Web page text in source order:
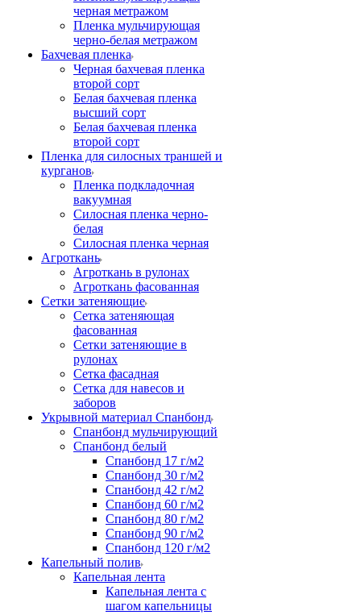
черная метражом
Пленка мульчирующая
черно-белая метражом
Бахчевая пленка
Черная бахчевая пленка
второй сорт
Белая бахчевая пленка
высший сорт
Белая бахчевая пленка
второй сорт
Пленка для силосных траншей и
курганов
Пленка подкладочная
вакуумная
Силосная пленка черно-
белая
Силосная пленка черная
Агроткань
Агроткань в рулонах
Агроткань фасованная
Сетки затеняющие
Сетка затеняющая
фасованная
Сетки затеняющие в
рулонах
Сетка фасадная
Сетка для навесов и
заборов
Укрывной материал Спанбонд
Спанбонд мульчирующий
Спанбонд белый
Спанбонд 17 г/м2
Спанбонд 30 г/м2
Спанбонд 42 г/м2
Спанбонд 60 г/м2
Спанбонд 80 г/м2
Спанбонд 90 г/м2
Спанбонд 120 г/м2
Капельный полив
Капельная лента
Капельная лента с
шагом капельницы